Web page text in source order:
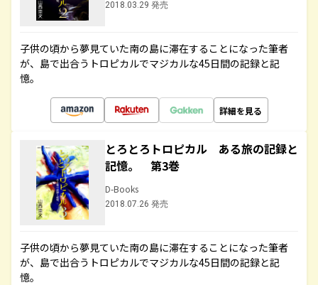
2018.03.29 発売
子供の頃から夢見ていた南の島に滞在することになった筆者
が、島で出合うトロピカルでマジカルな45日間の記録と記
憶。
詳細を見る
とろとろトロピカル ある旅の記録と
記憶。 第3巻
D-Books
2018.07.26 発売
子供の頃から夢見ていた南の島に滞在することになった筆者
が、島で出合うトロピカルでマジカルな45日間の記録と記
憶。